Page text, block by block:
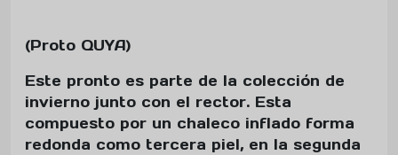
(Proto QUYA)
Este pronto es parte de la colección de
invierno junto con el rector. Esta
compuesto por un chaleco inflado forma
redonda como tercera piel, en la segunda